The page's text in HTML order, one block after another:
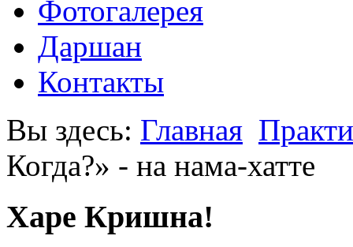
Фотогалерея
Даршан
Контакты
Вы здесь: Главная
Когда?» - на нама-хатте
Харе Кришна!